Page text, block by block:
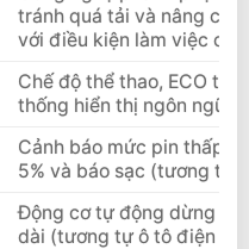
tránh quá tải và nâng
với điều kiện làm việc của
Chế độ thể thao, ECO
thống hiển thị ngôn ngữ
Cảnh báo mức pin thấp
5% và báo sạc (tương tự
Động cơ tự động dừng
dài (tương tự ô tô điện